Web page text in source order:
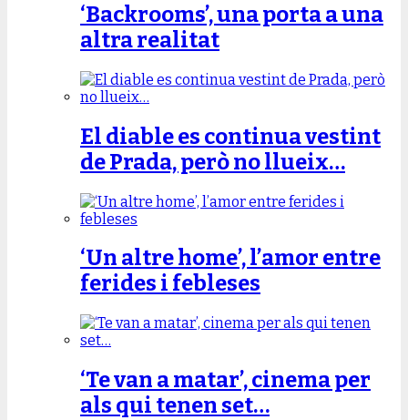
‘Backrooms’, una porta a una
altra realitat
El diable es continua vestint
de Prada, però no llueix…
‘Un altre home’, l’amor entre
ferides i febleses
‘Te van a matar’, cinema per
als qui tenen set…